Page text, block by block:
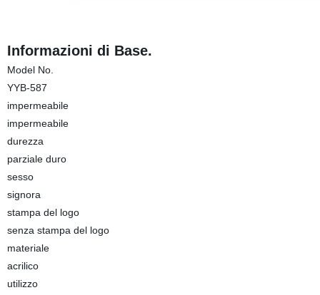
Informazioni di Base.
Model No.
YYB-587
impermeabile
impermeabile
durezza
parziale duro
sesso
signora
stampa del logo
senza stampa del logo
materiale
acrilico
utilizzo